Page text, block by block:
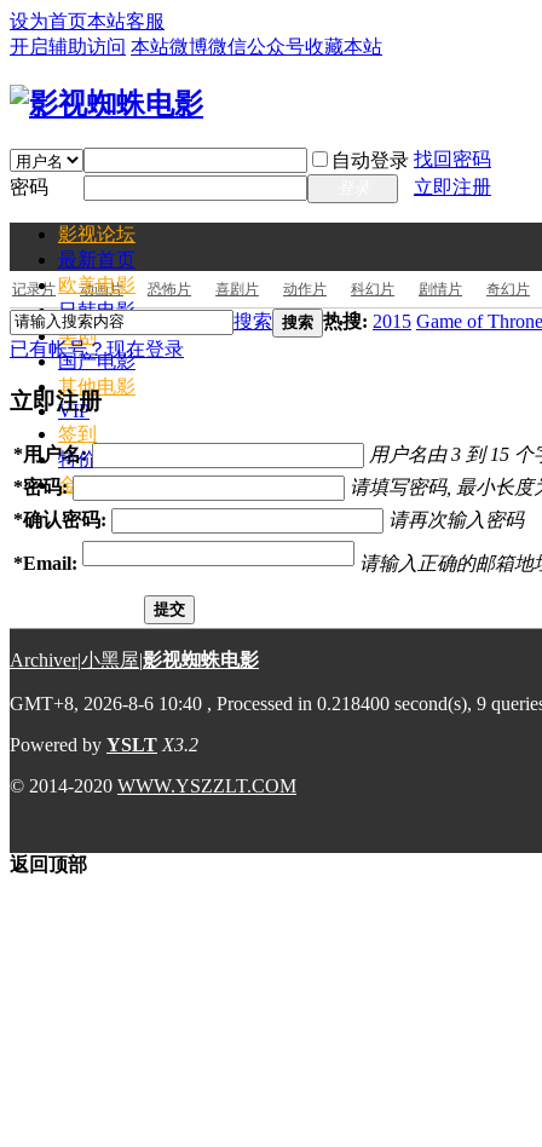
设为首页本站客服
开启辅助访问 本站微博微信公众号收藏本站
自动登录 找回密码
密码
立即注册
影视论坛
最新首页
欧美电影
日韩电影
美剧
国产电影
其他电影
VIP
签到
特价电影票
金币充值
记录片 动画片 恐怖片 喜剧片 动作片 科幻片 剧情片 奇幻片
搜索 搜索 热搜: 2015 Game of
已有帐号？现在登录
立即注册
*用户名:
用户名由 3 到 15 个
*密码:
请填写密码, 最小长度
*确认密码: 请再次输入密码
*Email: 请输入正确的邮箱地
提交
Archiver|小黑屋|影视蜘蛛电影
GMT+8, 2026-8-6 10:40 , Processed in 0.218400 second(s), 9
Powered by YSLT X3.2
© 2014-2020 WWW.YSZZLT.COM
返回顶部